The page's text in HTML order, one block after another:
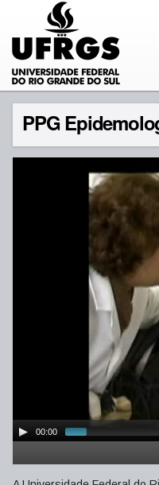
PPG
00:00